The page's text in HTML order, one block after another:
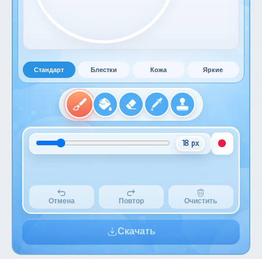
Стандарт Блестки Кожа Яркие
18 px
Отмена Повтор Очистить
Скачать